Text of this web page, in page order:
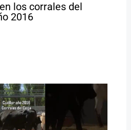
los corrales del
2016